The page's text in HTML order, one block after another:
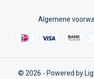
© 2026 - Powered by
Algemene